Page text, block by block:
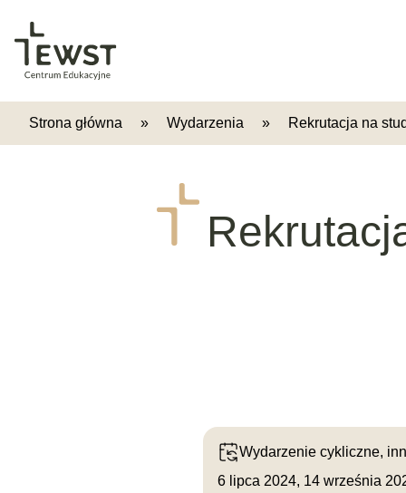
Strona główna » Wydarzenia » Rekrutacja na
To jest wydarzenie cykliczne
Wydarzenie cykliczne,
6 lipca 2024, 14 września